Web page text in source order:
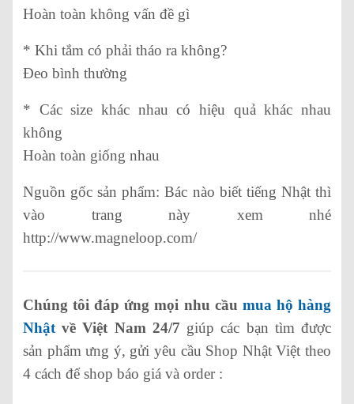
Hoàn toàn không vấn đề gì
* Khi tắm có phải tháo ra không?
Đeo bình thường
* Các size khác nhau có hiệu quả khác nhau
không
Hoàn toàn giống nhau
Nguồn gốc sản phẩm: Bác nào biết tiếng Nhật thì
vào trang này xem nhé
http://www.magneloop.com/
Chúng tôi đáp ứng mọi nhu cầu mua hộ hàng
Nhật về Việt Nam 24/7 giúp các bạn tìm được
sản phẩm ưng ý, gửi yêu cầu Shop Nhật Việt theo
4 cách để shop báo giá và order :